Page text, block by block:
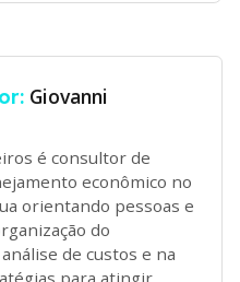
Giovanni
é consultor de
econômico no
orientando pessoas e
do
de custos e na
para atingir